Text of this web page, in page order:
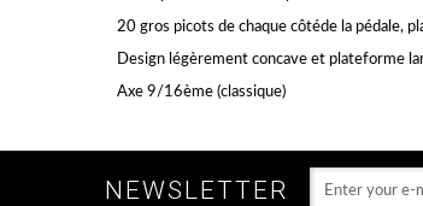
20 gros picots de chaque côtéde la pédale,
Design légèrement concave et plateforme
Axe 9/16ème (classique)
NEWSLETTER